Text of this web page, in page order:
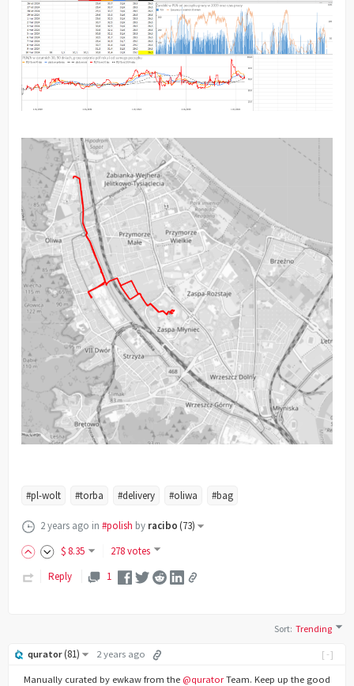
#pl-wolt #torba #delivery #oliwa #bag
2 years ago in #polish by racibo(73)
$ 8.35
278 votes
Reply
1
Sort:Trending
[-]
qurator(81) 2 years ago
Manually curated by ewkaw from the @quratorTeam. Keep up the good